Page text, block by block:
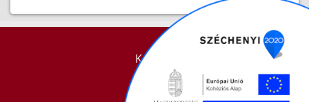
KAPCSOLAT
IMPRESSZUM